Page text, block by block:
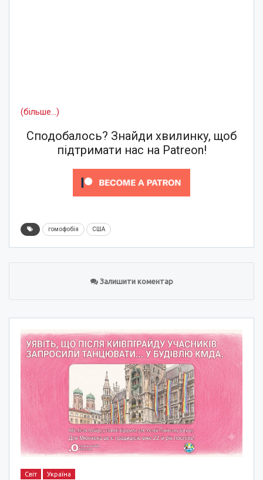
(більше…)
Сподобалось? Знайди хвилинку, щоб
підтримати нас на Patreon!
гомофобія США
Залишити коментар
Світ Україна